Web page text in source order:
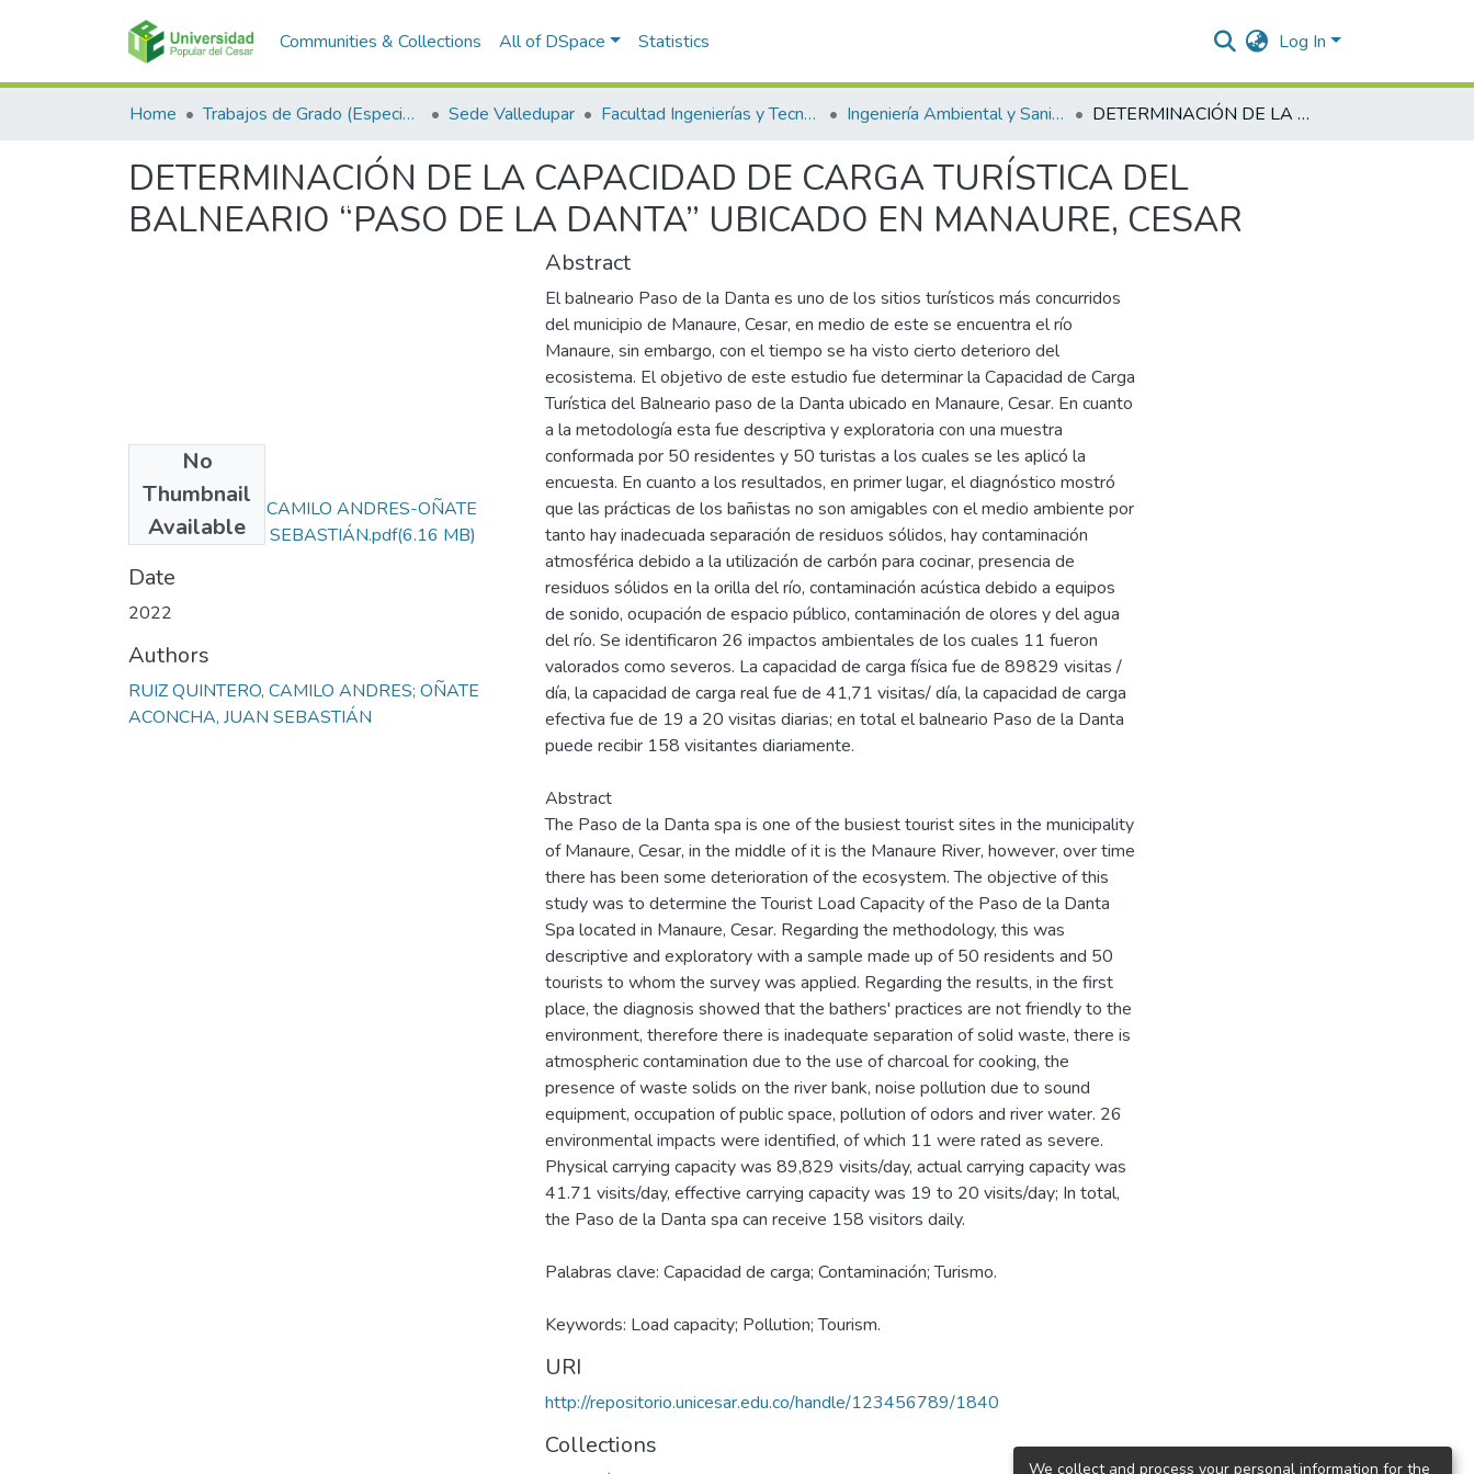
Communities & Collections All of DSpace Statistics Log In
Home Trabajos de Grado (Especializaciones y Pregrados) Sede Valledupar Facultad Ingenierías y Tecnologías Ingeniería Ambiental y Sanitaria. DETERMINACIÓN DE LA CAPACIDAD DE CARGA TURÍSTICA DEL BALNEARIO “PASO DE LA DANTA” UBICADO EN MANAURE, CESAR
DETERMINACIÓN DE LA CAPACIDAD DE CARGA TURÍSTICA DEL
BALNEARIO “PASO DE LA DANTA” UBICADO EN MANAURE, CESAR
No
Thumbnail
Available
RUIZ QUINTERO CAMILO ANDRES-OÑATE
ACONCHA JUAN SEBASTIÁN.pdf(6.16 MB)
Date
2022
Authors
RUIZ QUINTERO, CAMILO ANDRES; OÑATE
ACONCHA, JUAN SEBASTIÁN
Abstract
El balneario Paso de la Danta es uno de los sitios turísticos más concurridos
del municipio de Manaure, Cesar, en medio de este se encuentra el río
Manaure, sin embargo, con el tiempo se ha visto cierto deterioro del
ecosistema. El objetivo de este estudio fue determinar la Capacidad de Carga
Turística del Balneario paso de la Danta ubicado en Manaure, Cesar. En cuanto
a la metodología esta fue descriptiva y exploratoria con una muestra
conformada por 50 residentes y 50 turistas a los cuales se les aplicó la
encuesta. En cuanto a los resultados, en primer lugar, el diagnóstico mostró
que las prácticas de los bañistas no son amigables con el medio ambiente por
tanto hay inadecuada separación de residuos sólidos, hay contaminación
atmosférica debido a la utilización de carbón para cocinar, presencia de
residuos sólidos en la orilla del río, contaminación acústica debido a equipos
de sonido, ocupación de espacio público, contaminación de olores y del agua
del río. Se identificaron 26 impactos ambientales de los cuales 11 fueron
valorados como severos. La capacidad de carga física fue de 89829 visitas /
día, la capacidad de carga real fue de 41,71 visitas/ día, la capacidad de carga
efectiva fue de 19 a 20 visitas diarias; en total el balneario Paso de la Danta
puede recibir 158 visitantes diariamente.
Abstract
The Paso de la Danta spa is one of the busiest tourist sites in the municipality
of Manaure, Cesar, in the middle of it is the Manaure River, however, over time
there has been some deterioration of the ecosystem. The objective of this
study was to determine the Tourist Load Capacity of the Paso de la Danta
Spa located in Manaure, Cesar. Regarding the methodology, this was
descriptive and exploratory with a sample made up of 50 residents and 50
tourists to whom the survey was applied. Regarding the results, in the first
place, the diagnosis showed that the bathers' practices are not friendly to the
environment, therefore there is inadequate separation of solid waste, there is
atmospheric contamination due to the use of charcoal for cooking, the
presence of waste solids on the river bank, noise pollution due to sound
equipment, occupation of public space, pollution of odors and river water. 26
environmental impacts were identified, of which 11 were rated as severe.
Physical carrying capacity was 89,829 visits/day, actual carrying capacity was
41.71 visits/day, effective carrying capacity was 19 to 20 visits/day; In total,
the Paso de la Danta spa can receive 158 visitors daily.
Palabras clave: Capacidad de carga; Contaminación; Turismo.
Keywords: Load capacity; Pollution; Tourism.
URI
http://repositorio.unicesar.edu.co/handle/123456789/1840
Collections
We collect and process your personal information for the